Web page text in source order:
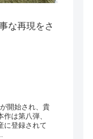
な再現をさ
開始され、貴
は第八弾、
に登録されて